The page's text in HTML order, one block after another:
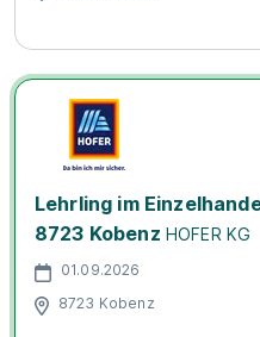
Lehrling im
8723 Kobenz HOFER KG
01.09.2026
8723 Kobenz